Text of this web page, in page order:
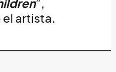
”,
artista.